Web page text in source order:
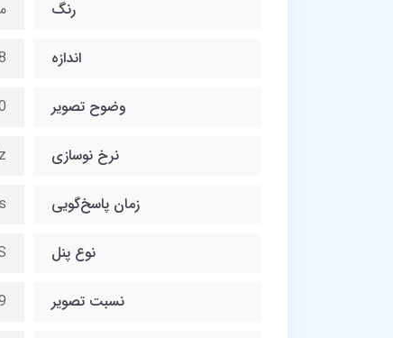
رنگ
اندازه
وضوح تصویر
نرخ نوسازی
زمان پاسخ‌گویی
نوع پنل
نسبت تصویر